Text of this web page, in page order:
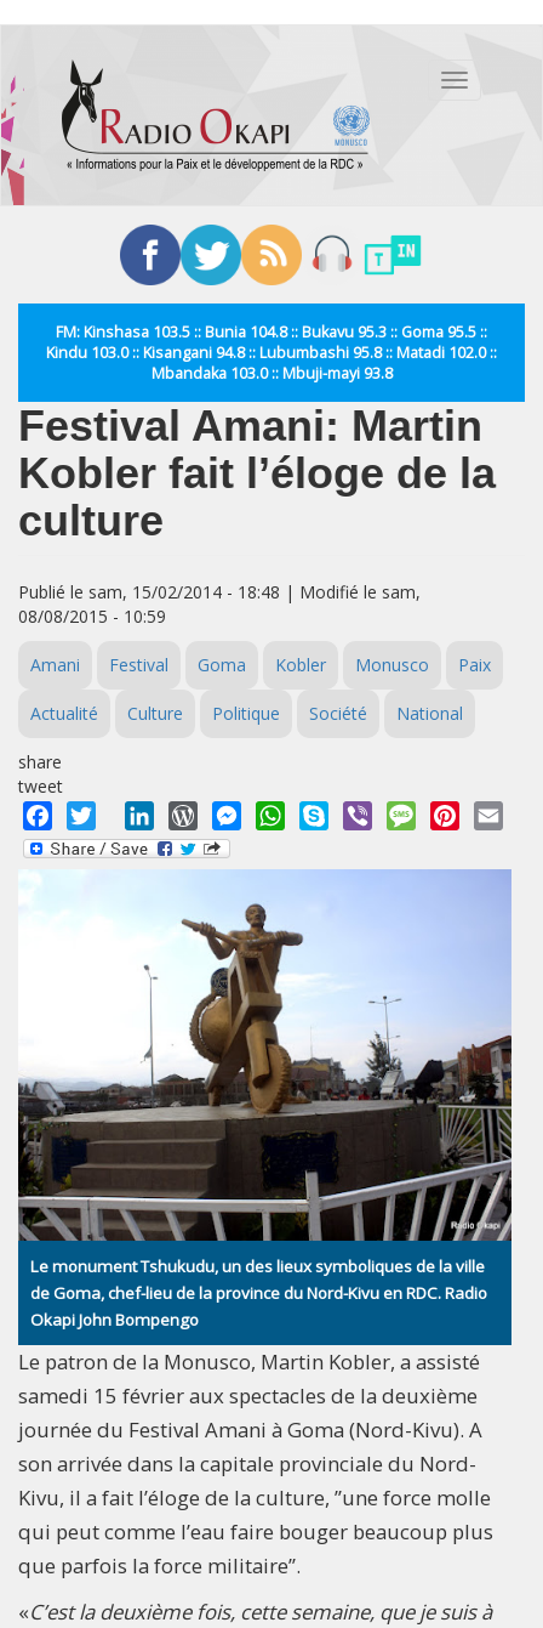
contenu
principal
Toggle
FM: Kinshasa 103.5 :: Bunia 104.8 :: Bukavu 95.3 :: Goma 95.5 ::
Kindu 103.0 :: Kisangani 94.8 :: Lubumbashi 95.8 :: Matadi 102.0 ::
Mbandaka 103.0 :: Mbuji-mayi 93.8
Festival Amani: Martin
Kobler fait l’éloge de la
culture
Publié le sam, 15/02/2014 - 18:48 | Modifié le sam,
08/08/2015 - 10:59
Amani Festival Goma Kobler Monusco Paix
Actualité Culture Politique Société National
share
tweet
Facebook
Twitter LinkedInWordPressMessengerWhatsApp
Skype Viber MessagePinterest
Le monument Tshukudu, un des lieux symboliques de la ville
de Goma, chef-lieu de la province du Nord-Kivu en RDC. Radio
Okapi John Bompengo
Le patron de la Monusco, Martin Kobler, a assisté
samedi 15 février aux spectacles de la deuxième
journée du Festival Amani à Goma (Nord-Kivu). A
son arrivée dans la capitale provinciale du Nord-
Kivu, il a fait l’éloge de la culture, ”une force molle
qui peut comme l’eau faire bouger beaucoup plus
que parfois la force militaire”.
«C’est la deuxième fois, cette semaine, que je suis à